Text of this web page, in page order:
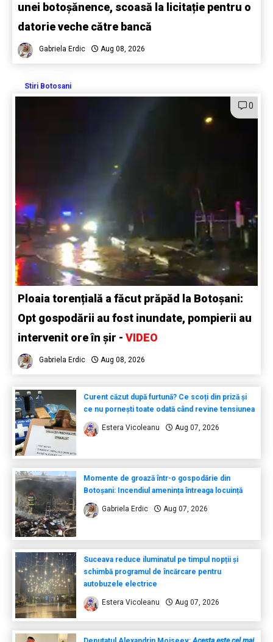
unei botoșănence, scoasă la licitație pentru o
datorie veche către bancă
Gabriela Erdic Aug 08, 2026
Stiri Botosani
0
Ploaia torențială a făcut prăpăd la Botoșani:
Opt gospodării au fost inundate, pompierii au
intervenit ore în șir - VIDEO
Gabriela Erdic Aug 08, 2026
Curent căzut după furtună? Ce scoți din priză și
ce nu pornești toate odată când revine tensiunea
Estera Vicoleanu Aug 07, 2026
Momente de groază într-o gospodărie din
Botoșani: Incendiul amenința întreaga locuință
Gabriela Erdic Aug 07, 2026
Suceava reduce iluminatul pe timpul nopții și
schimbă programul de încărcare pentru
autobuzele electrice
Estera Vicoleanu Aug 07, 2026